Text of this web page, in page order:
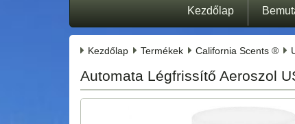
Kezdőlap
Kezdőlap Termékek California Scents ®
Automata Légfrissítő Aeroszol